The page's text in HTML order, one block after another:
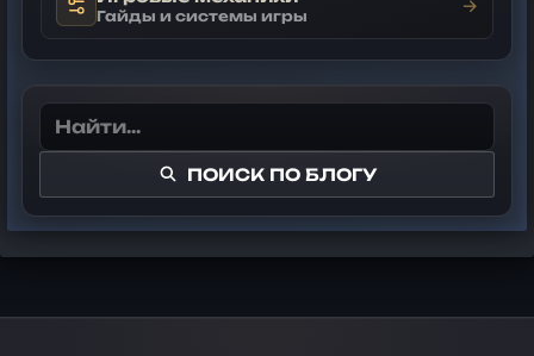
Гайды и системы игры →
ПОИСК ПО БЛОГУ